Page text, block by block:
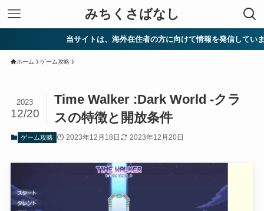
みちくさばなし
当サイトは、海外在住者の方に向けて情報を発信しています。
ホーム ゲーム攻略
Time Walker :Dark World -クラ
スの特徴と開放条件
2023
12/20
ゲーム攻略 2023年12月18日 2023年12月20日